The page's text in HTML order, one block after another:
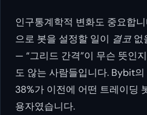
인구통계학적 변화도 중요합
으로 봇을 설정할 일이 결코 없
— “그리드 간격”이 무슨 뜻인
도 않는 사람들입니다. Bybit
38%가 이전에 어떤 트레이딩
용자였습니다.